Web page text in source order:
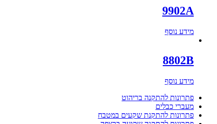
9902A
מידע נוסף
8802B
מידע נוסף
פתרונות להתקנה בריהוט
מעברי כבלים
פתרונות להתקנת שקעים במטבח